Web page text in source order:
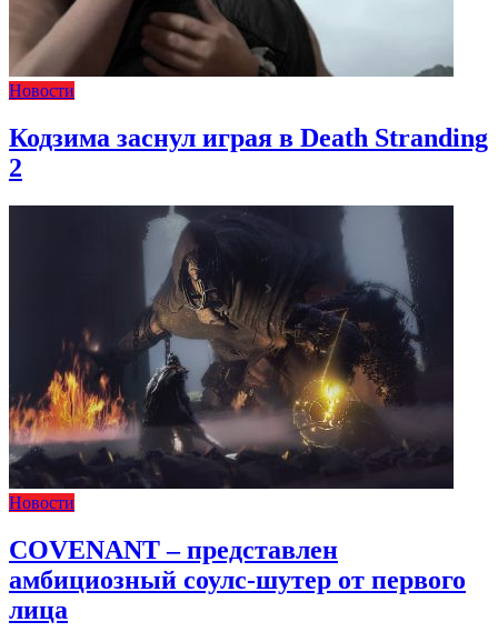
Новости
Кодзима заснул играя в Death Stranding
2
Новости
COVENANT – представлен
амбициозный соулс-шутер от первого
лица